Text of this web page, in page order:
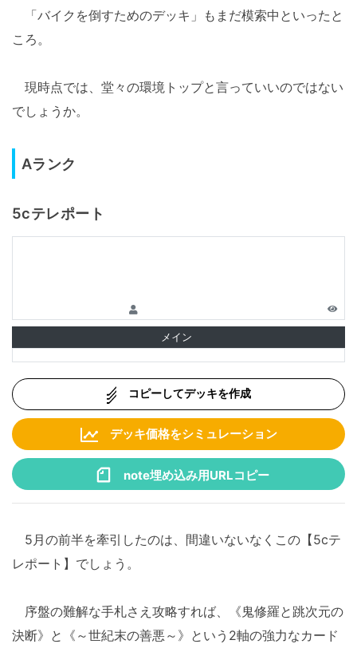
「バイクを倒すためのデッキ」もまだ模索中といったと
ころ。
現時点では、堂々の環境トップと言っていいのではない
でしょうか。
Aランク
5cテレポート
メイン
コピーしてデッキを作成
デッキ価格をシミュレーション
note埋め込み用URLコピー
5月の前半を牽引したのは、間違いないなくこの【5cテ
レポート】でしょう。
序盤の難解な手札さえ攻略すれば、《鬼修羅と跳次元の
決断》と《～世紀末の善悪～》という2軸の強力なカード